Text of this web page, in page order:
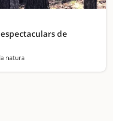
de
natura